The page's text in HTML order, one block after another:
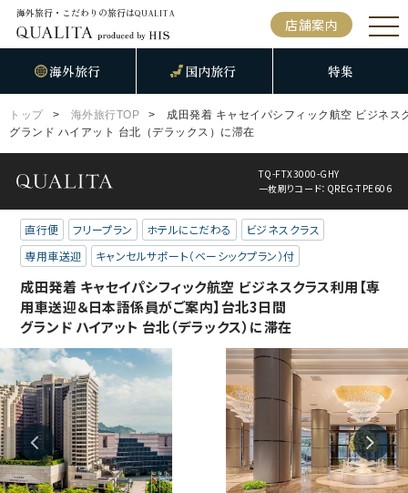
海外旅行・こだわりの旅行はQUALITA
店舗案内
海外旅行 国内旅行 特集
トップ 海外旅行TOP
成田発着 キャセイパシフィック航空 ビジネ
グランド ハイアット 台北（デラックス）に滞在
TQ-FTX3000-GHY
一枚刷りコード：QREG-TPE606
直行便 フリープラン ホテルにこだわる
ビジネスクラス
専用車送迎
キャンセルサポート（ベーシックプラン）付
成田発着 キャセイパシフィック航空 ビジネスクラス利用【専
用車送迎＆日本語係員がご案内】台北3日間
グランド ハイアット 台北（デラックス）に滞在